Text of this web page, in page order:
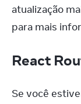
atualização
para mais
React
Se você